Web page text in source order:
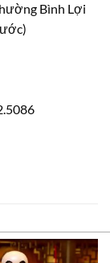
Bình Lợi